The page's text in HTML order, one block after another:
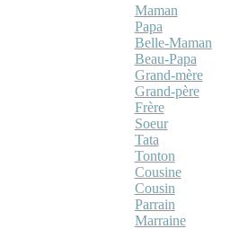
Maman
Papa
Belle-Maman
Beau-Papa
Grand-mère
Grand-père
Frère
Soeur
Tata
Tonton
Cousine
Cousin
Parrain
Marraine